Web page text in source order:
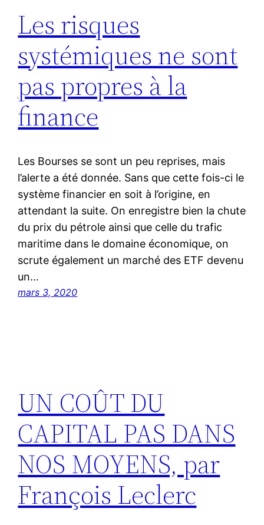
Les risques
systémiques ne sont
pas propres à la
finance
Les Bourses se sont un peu reprises, mais
l’alerte a été donnée. Sans que cette fois-ci le
système financier en soit à l’origine, en
attendant la suite. On enregistre bien la chute
du prix du pétrole ainsi que celle du trafic
maritime dans le domaine économique, on
scrute également un marché des ETF devenu
un…
mars 3, 2020
UN COÛT DU
CAPITAL PAS DANS
NOS MOYENS, par
François Leclerc